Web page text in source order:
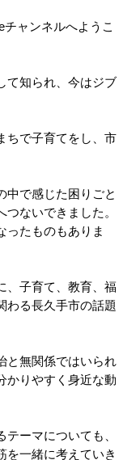
ャンネルへようこ
て知られ、今はジブ
ちで子育てをし、市
中で感じた困りごと
ないできました。
ったものもありま
、子育て、教育、福
わる長久手市の話題
と無関係ではいられ
かりやすく身近な動
ーマについても、
を一緒に考えていき